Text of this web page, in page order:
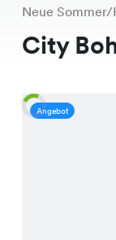
Neue
City
Angebot